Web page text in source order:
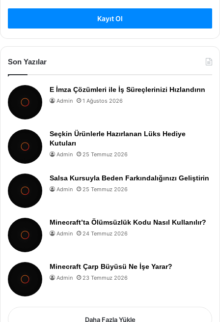
Kayıt Ol
Son Yazılar
E İmza Çözümleri ile İş Süreçlerinizi Hızlandırın
Admin 1 Ağustos 2026
Seçkin Ürünlerle Hazırlanan Lüks Hediye
Kutuları
Admin 25 Temmuz 2026
Salsa Kursuyla Beden Farkındalığınızı Geliştirin
Admin 25 Temmuz 2026
Minecraft’ta Ölümsüzlük Kodu Nasıl Kullanılır?
Admin 24 Temmuz 2026
Minecraft Çarp Büyüsü Ne İşe Yarar?
Admin 23 Temmuz 2026
Daha Fazla Yükle